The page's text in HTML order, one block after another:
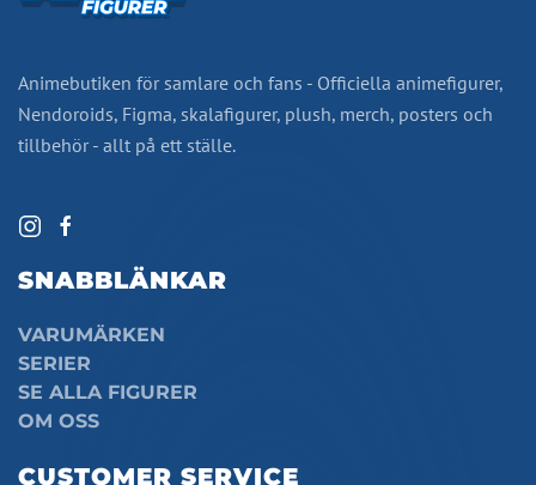
Animebutiken för samlare och fans - Officiella animefigurer,
Nendoroids, Figma, skalafigurer, plush, merch, posters och
tillbehör - allt på ett ställe.
SNABBLÄNKAR
VARUMÄRKEN
SERIER
SE ALLA FIGURER
OM OSS
CUSTOMER SERVICE